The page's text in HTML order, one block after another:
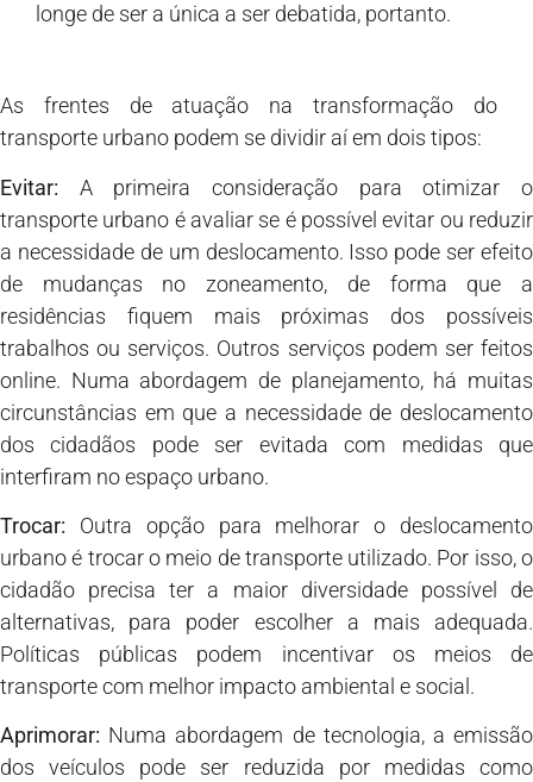
longe de ser a única a ser debatida, portanto.
As frentes de atuação na transformação do
transporte urbano podem se dividir aí em dois tipos:
Evitar: A primeira consideração para otimizar o
transporte urbano é avaliar se é possível evitar ou reduzir
a necessidade de um deslocamento. Isso pode ser efeito
de mudanças no zoneamento, de forma que a
residências fiquem mais próximas dos possíveis
trabalhos ou serviços. Outros serviços podem ser feitos
online. Numa abordagem de planejamento, há muitas
circunstâncias em que a necessidade de deslocamento
dos cidadãos pode ser evitada com medidas que
interfiram no espaço urbano.
Trocar: Outra opção para melhorar o deslocamento
urbano é trocar o meio de transporte utilizado. Por isso, o
cidadão precisa ter a maior diversidade possível de
alternativas, para poder escolher a mais adequada.
Políticas públicas podem incentivar os meios de
transporte com melhor impacto ambiental e social.
Aprimorar: Numa abordagem de tecnologia, a emissão
dos veículos pode ser reduzida por medidas como